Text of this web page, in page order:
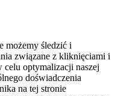
możemy śledzić i
związane z kliknięciami i
optymalizacji naszej
doświadczenia
na tej stronie